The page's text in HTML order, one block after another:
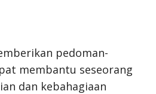
pedoman-
membantu seseorang
dan kebahagiaan